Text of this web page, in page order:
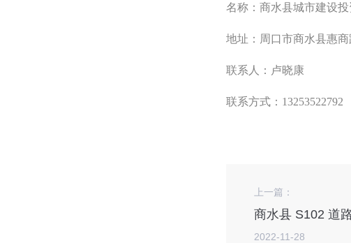
名称：商水县城市建设投
地址：周口市商水县惠
联系人：卢晓康
联系方式： 13253522792
上一篇：
2022-11-28